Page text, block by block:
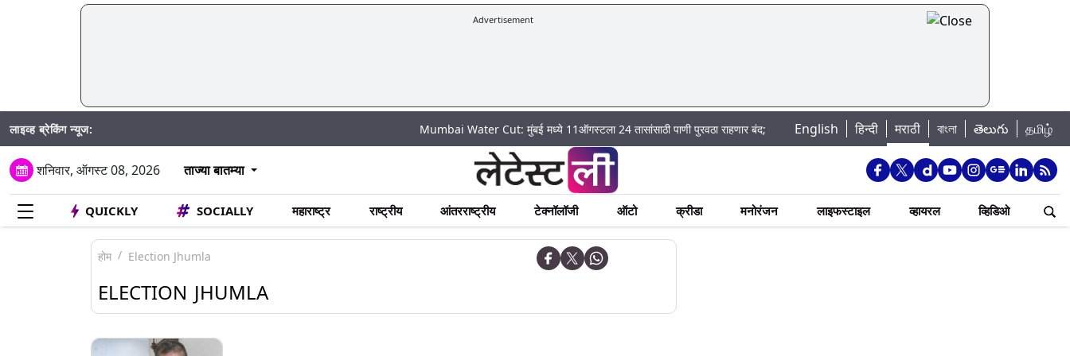
Advertisement
लाइव्ह ब्रेकिंग न्यूज: Mumbai Water Cut: मुंबई मध्ये 11ऑगस्टला 24 तासांसाठी पाणी पुरवठा राहणार बंद; पहा कुठे असेल पाणी बंद| Madhur Satta Matka: मधूर सट्टा मटका बद्दल काही
English हिन्दी मराठी বাংলা తెలుగు தமிழ்
शनिवार, ऑगस्ट 08, 2026 ताज्या बातम्या
QUICKLY SOCIALLY महाराष्ट्र राष्ट्रीय आंतरराष्ट्रीय टेक्नॉलॉजी ऑटो क्रीडा मनोरंजन लाइफस्टाइल व्हायरल व्हिडिओ
होम Election Jhumla
ELECTION JHUMLA